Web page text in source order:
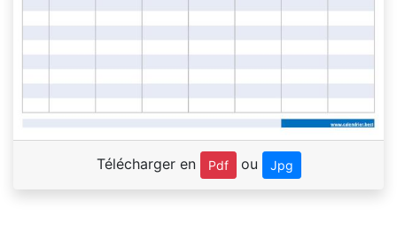
Télécharger en Pdf ou Jpg